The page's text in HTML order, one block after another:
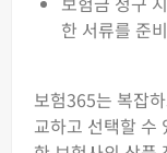
한 서류를 준
보험365는 복잡
교하고 선택할 수